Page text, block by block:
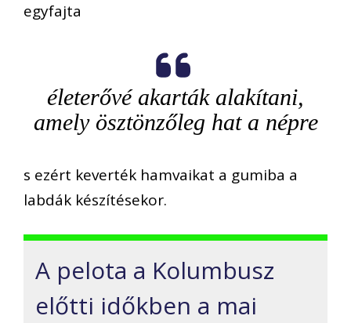
egyfajta
életerővé akarták alakítani,
amely ösztönzőleg hat a népre
s ezért keverték hamvaikat a gumiba a
labdák készítésekor.
A pelota a Kolumbusz
előtti időkben a mai